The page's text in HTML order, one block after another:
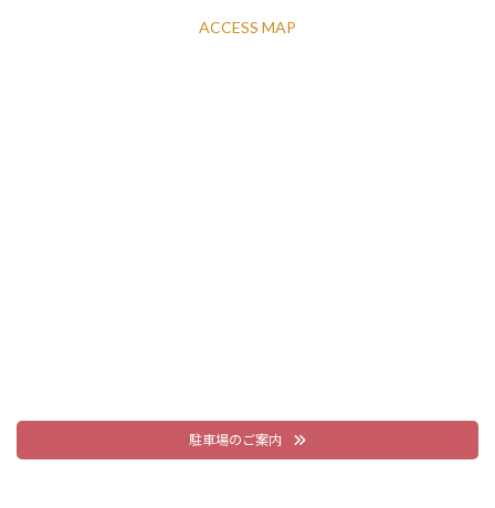
ACCESS MAP
駐車場のご案内